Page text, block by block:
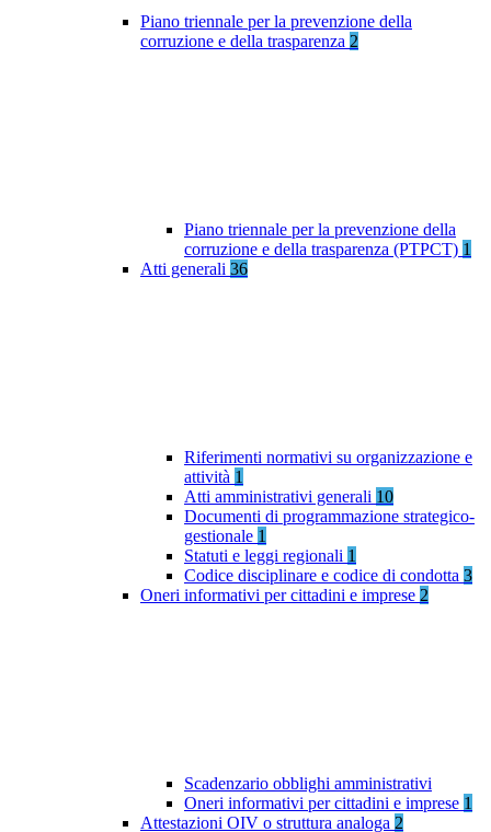
Piano triennale per la prevenzione della
corruzione e della trasparenza 2
Piano triennale per la prevenzione della
corruzione e della trasparenza (PTPCT) 1
Atti generali 36
Riferimenti normativi su organizzazione e
attività 1
Atti amministrativi generali 10
Documenti di programmazione strategico-
gestionale 1
Statuti e leggi regionali 1
Codice disciplinare e codice di condotta 3
Oneri informativi per cittadini e imprese 2
Scadenzario obblighi amministrativi
Oneri informativi per cittadini e imprese 1
Attestazioni OIV o struttura analoga 2